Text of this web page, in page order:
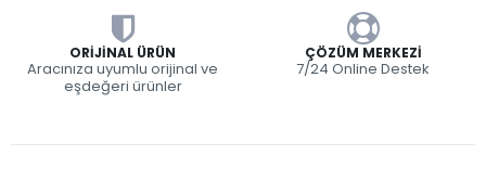
ORIJINAL ÜRÜN
Aracınıza uyumlu orijinal ve
eşdeğeri ürünler
ÇÖZÜM MERKEZI
7/24 Online Destek